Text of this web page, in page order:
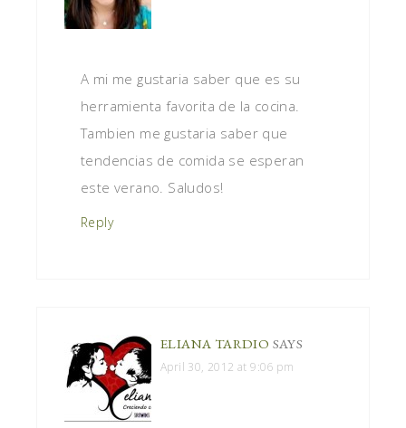
A mi me gustaria saber que es su
herramienta favorita de la cocina.
Tambien me gustaria saber que
tendencias de comida se esperan
este verano. Saludos!
Reply
ELIANA TARDIO SAYS
April 30, 2012 at 9:06 pm